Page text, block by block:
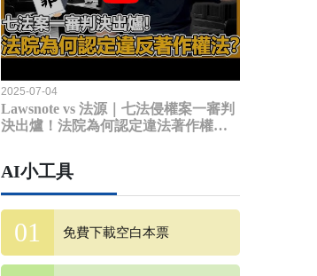
2025-07-04
Lawsnote vs 法源｜七法侵權案一審判
決出爐！法院為何認定違法著作權
AI小工具
免費下載空白本票